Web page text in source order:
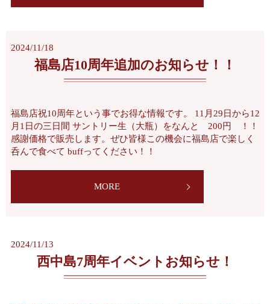
2024/11/18
福島店10周年追加のお知らせ！！
福島店祝10周年という事でお得な情報です。 11月29日から12
月1日の三日間 サントリー生（大瓶）をなんと 200円 ！！
感謝価格で販売します。ぜひ皆様この機会に福島店で楽しく
呑んで食べて buffってください！！
MORE
2024/11/13
西中島7周年イベントお知らせ！